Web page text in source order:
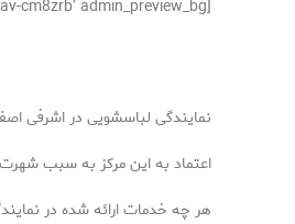
[av_textblock size=’16’ av-medium-font-size=” av-small-font-size=” av-mini-font-size=” font_color=” color=” id=” custom_class=” av_uid=’av-cm8zrb’ admin_preview_bg=”]
نمایندگی لباسشویی در اشرفی
اعتماد به این مرکز به سبب
هر چه خدمات ارائه شده در